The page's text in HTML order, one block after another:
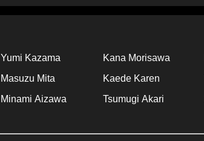
Yumi Kazama
Masuzu Mita
Minami Aizawa
Kana Morisawa
Kaede Karen
Tsumugi Akari